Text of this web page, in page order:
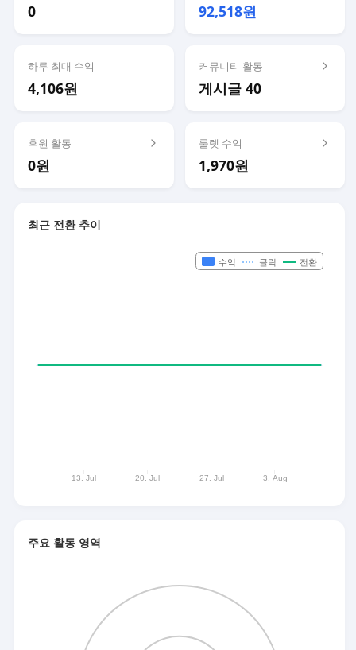
0 92,518원
하루 최대 수익
4,106원
커뮤니티 활동
게시글 40
후원 활동
0원
룰렛 수익
1,970원
최근 전환 추이
주요 활동 영역